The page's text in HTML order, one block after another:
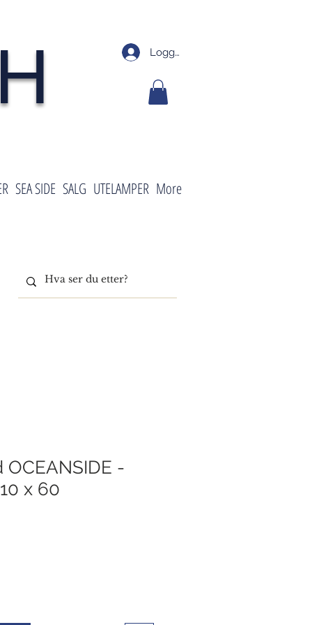
Logg inn
SEA SIDE SALG UTELAMPER More
-
x 60